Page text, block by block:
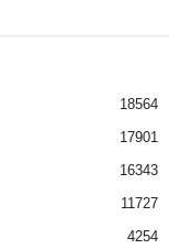
18564
17901
16343
11727
4254